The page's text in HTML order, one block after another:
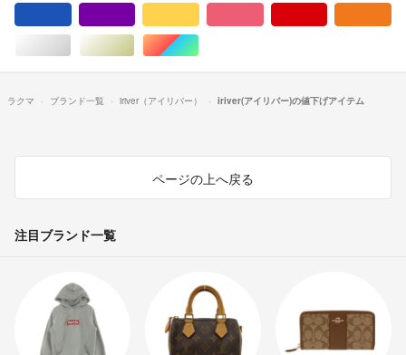
シルバー/銀色系ゴールド/金色系マルチカラー
ラクマ ブランド一覧 iriver（アイリバー） iriver(アイリバー)の値下げアイテム
ページの上へ戻る
注目ブランド一覧